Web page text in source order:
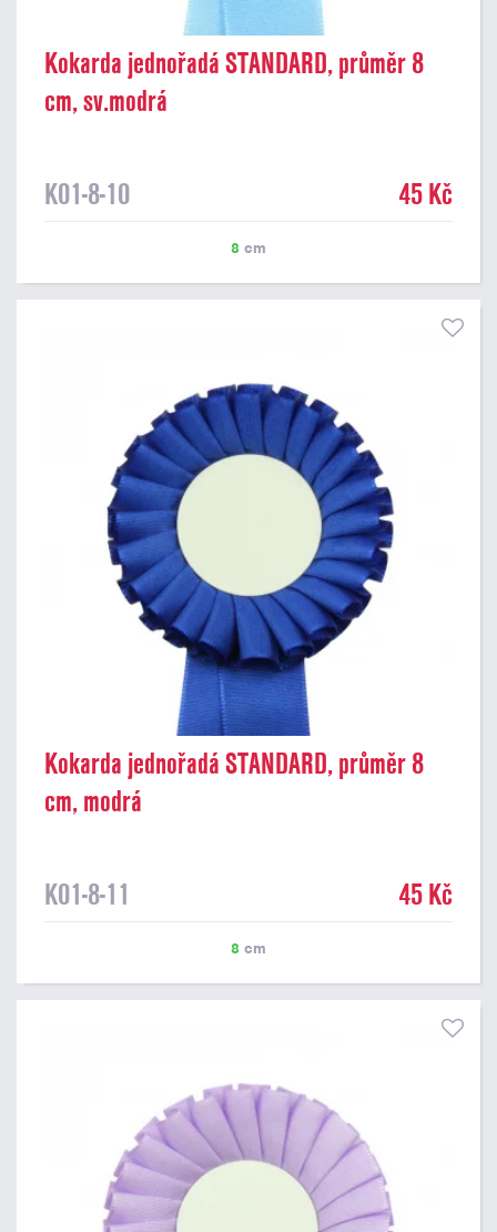
Kokarda jednořadá STANDARD, průměr 8
cm, sv.modrá
K01-8-10 45 Kč
8 cm
Kokarda jednořadá STANDARD, průměr 8
cm, modrá
K01-8-11 45 Kč
8 cm